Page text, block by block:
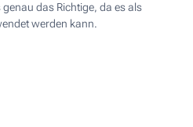
das Richtige, da es als
werden kann.